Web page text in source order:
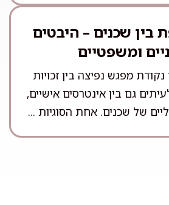
בין שכנים – היבטים
ומשפטיים
נקודת מפגש נפיצה בין זכויות
גם בין אינטרסים אישיים,
של שכנים. אחת הסוגיות ...